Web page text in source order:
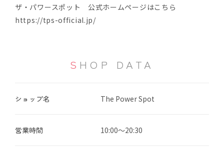
ザ・パワースポット 公式ホームページはこちら
https://tps-official.jp/
SHOP DATA
ショップ名 The Power Spot
営業時間 10:00～20:30